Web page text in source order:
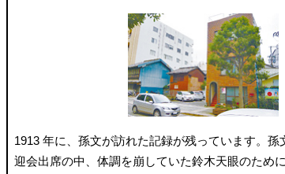
1913 年に、孫文が訪れた記録が残っています。孫
迎会出席の中、体調を崩していた鈴木天眼のため